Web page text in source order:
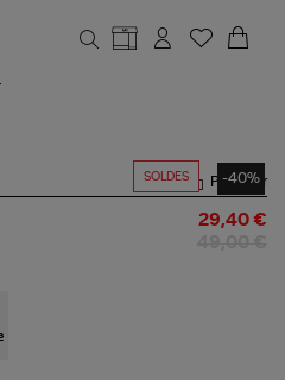
SOLDES -40%
Partager
29,40 €